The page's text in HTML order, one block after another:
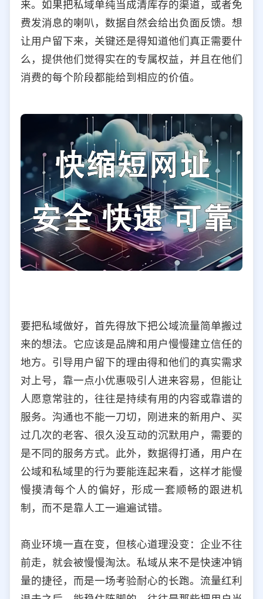
来。如果把私域单纯当成清库存的渠道，或者免
费发消息的喇叭，数据自然会给出负面反馈。想
让用户留下来，关键还是得知道他们真正需要什
么，提供他们觉得实在的专属权益，并且在他们
消费的每个阶段都能给到相应的价值。
要把私域做好，首先得放下把公域流量简单搬过
来的想法。它应该是品牌和用户慢慢建立信任的
地方。引导用户留下的理由得和他们的真实需求
对上号，靠一点小优惠吸引人进来容易，但能让
人愿意常驻的，往往是持续有用的内容或靠谱的
服务。沟通也不能一刀切，刚进来的新用户、买
过几次的老客、很久没互动的沉默用户，需要的
是不同的服务方式。此外，数据得打通，用户在
公域和私域里的行为要能连起来看，这样才能慢
慢摸清每个人的偏好，形成一套顺畅的跟进机
制，而不是靠人工一遍遍试错。
商业环境一直在变，但核心道理没变：企业不往
前走，就会被慢慢淘汰。私域从来不是快速冲销
量的捷径，而是一场考验耐心的长跑。流量红利